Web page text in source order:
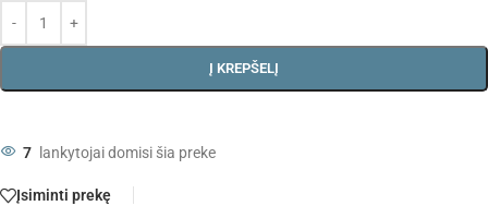
Į KREPŠELĮ
7 lankytojai domisi šia preke
Įsiminti prekę